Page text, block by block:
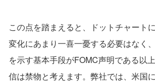
この点を踏まえると、ドットチャート
変化にあまり一喜一憂する必要はなく
を示す基本手段がFOMC声明である以
信は禁物と考えます。弊社では、米国